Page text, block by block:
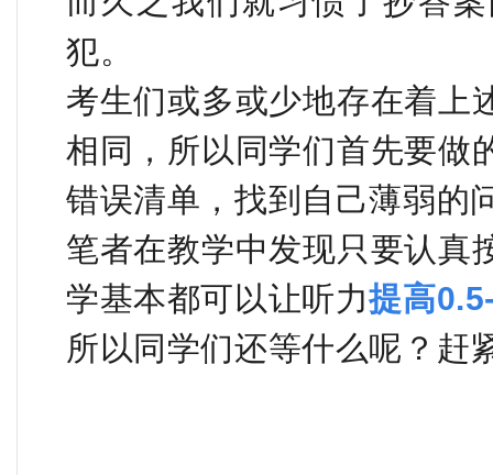
犯。
考生们或多或少地存在着上
相同，所以同学们首先要做
错误清单，找到自己薄弱的
笔者在教学中发现只要认真
学基本都可以让听力提高
所以同学们还等什么呢？赶